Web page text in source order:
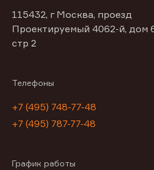
115432, г Москва, проезд
Проектируемый 4062-й, дом
стр 2
Телефоны
+7 (495) 748-77-48
+7 (495) 787-77-48
График работы